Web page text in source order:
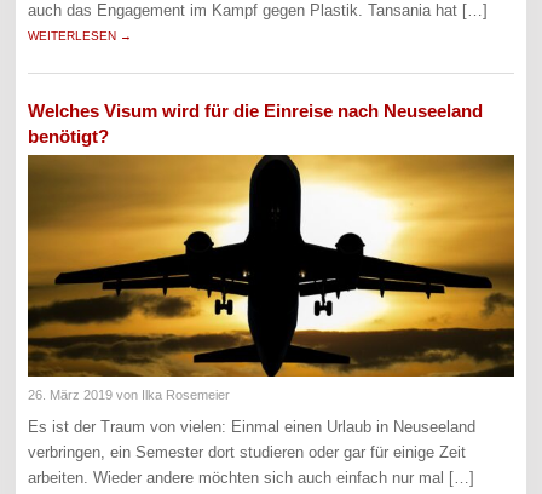
auch das Engagement im Kampf gegen Plastik. Tansania hat […]
WEITERLESEN →
Welches Visum wird für die Einreise nach Neuseeland
benötigt?
26. März 2019 von Ilka Rosemeier
Es ist der Traum von vielen: Einmal einen Urlaub in Neuseeland
verbringen, ein Semester dort studieren oder gar für einige Zeit
arbeiten. Wieder andere möchten sich auch einfach nur mal […]